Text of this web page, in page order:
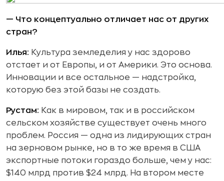
— Что концептуально отличает нас от других
стран?
Илья: Культура земледелия у нас здорово
отстает и от Европы, и от Америки. Это основа.
Инновации и все остальное — надстройка,
которую без этой базы не создать.
Рустам: Как в мировом, так и в российском
сельском хозяйстве существует очень много
проблем. Россия — одна из лидирующих стран
на зерновом рынке, но в то же время в США
экспортные потоки гораздо больше, чем у нас:
$140 млрд против $24 млрд. На втором месте